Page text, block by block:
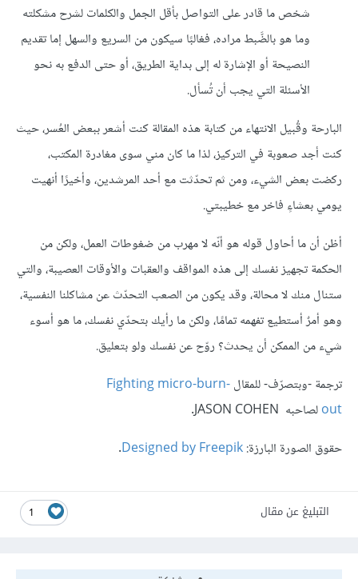
شخص ما قادر على التواصل بأقل الجمل والكلمات لشرح مشكلته
وما هو بالضَّبط مراده، فغالبًا سيكون من السريع والسهل إما تقديم
النصيحة أو الإشارة له إلى بداية الطريق، أو حتى الدفع به نحو
الأسئلة التي يجب أن تُسأل.
البارحة وقُبيل الانتهاء من كتابة هذه المقالة كنت أشعر ببعض العُسر، حيث
كنت أجد صعوبة في التركيز، لذا ما كان مني سوى مغادرة المكتب،
ركضت بعض الشيء، ومن ثم تحدّثت مع أحد المرشدين، وأخيرًا أنهيت
يومي بعشاءٍ فاخر مع خطيبتي.
أظن أن ما أحاول قوله هو أنّه لا مهرب من ضغوطات العمل، ولكن من
الحكمة تجهيز نفسك إلى هذه المواقف والعقبات والأوقات العصيبة، والتي
ستنال منك لا محالة، وقد يكون من الصعب التحدّث عن مشاكلنا النفسية،
وهو أمرٌ أستطيع تفهمه تمامًا، ولكن ما رأيك بتحدّي نفسك، ما هو أسوء
شيء من الممكن أن يحدث؟ روّح عن نفسك ولو بتعليق.
ترجمة -وبتصرّف- للمقالFighting micro-burn-
outلصاحبه JASON COHEN.
حقوق الصورة البارزة:Designed by Freepik
.
1 التبليغ عن مقال